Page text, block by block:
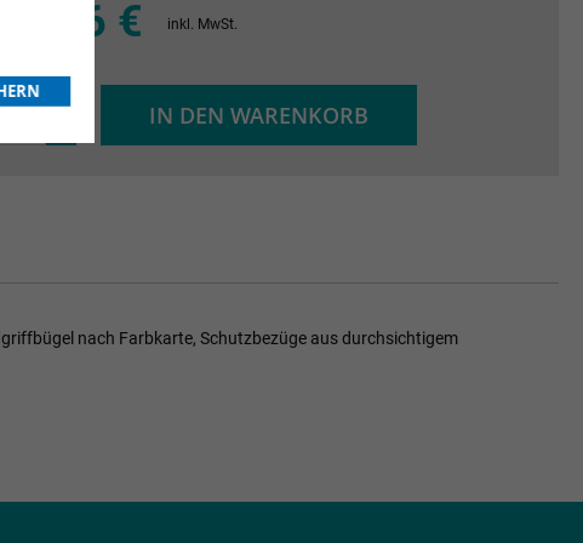
€ inkl. MwSt.
+
IN DEN WARENKORB
nach Farbkarte, Schutzbezüge aus durchsichtigem